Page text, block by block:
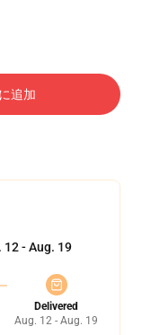
追加
12 - Aug. 19
Delivered
Aug. 12 - Aug. 19